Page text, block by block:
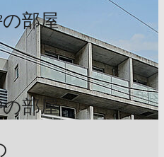
の部屋
の部屋